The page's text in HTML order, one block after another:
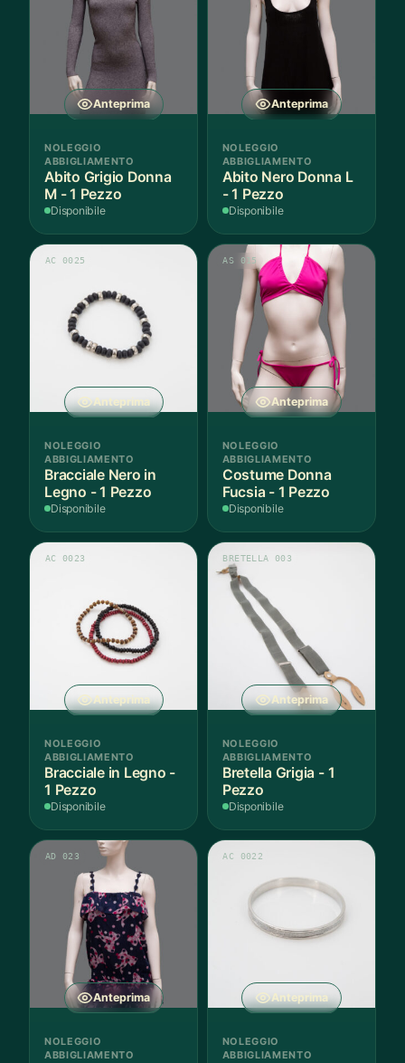
Anteprima
NOLEGGIO
ABBIGLIAMENTO
Abito Grigio Donna
M - 1 Pezzo
Disponibile
Anteprima
NOLEGGIO
ABBIGLIAMENTO
Abito Nero Donna L
- 1 Pezzo
Disponibile
Anteprima
AC 0025
NOLEGGIO
ABBIGLIAMENTO
Bracciale Nero in
Legno - 1 Pezzo
Disponibile
Anteprima
AS 015
NOLEGGIO
ABBIGLIAMENTO
Costume Donna
Fucsia - 1 Pezzo
Disponibile
Anteprima
AC 0023
NOLEGGIO
ABBIGLIAMENTO
Bracciale in Legno -
1 Pezzo
Disponibile
Anteprima
BRETELLA 003
NOLEGGIO
ABBIGLIAMENTO
Bretella Grigia - 1
Pezzo
Disponibile
Anteprima
AD 023
NOLEGGIO
ABBIGLIAMENTO
Anteprima
AC 0022
NOLEGGIO
ABBIGLIAMENTO